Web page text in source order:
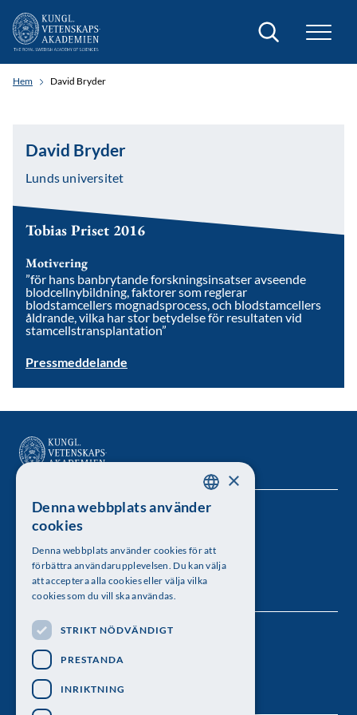
Sök
Hem David Bryder
David Bryder
Lunds universitet
Tobias Priset 2016
Motivering
”för hans banbrytande forskningsinsatser avseende
blodcellnybildning, faktorer som reglerar
blodstamcellers mognadsprocess, och blodstamcellers
åldrande, vilka har stor betydelse för resultaten vid
stamcellstransplantation”
Pressmeddelande
Kungl. Vetenskapsakademien
Besöksadress: Lilla Frescativägen 4A
Telefon: 08-673 95 00
Följ oss
SWEDISH
×
Denna webbplats använder
cookies
Denna webbplats använder cookies för att
förbättra användarupplevelsen. Du kan välja
att acceptera alla cookies eller välja vilka
cookies som du vill ska användas.
STRIKT NÖDVÄNDIGT
PRESTANDA
INRIKTNING